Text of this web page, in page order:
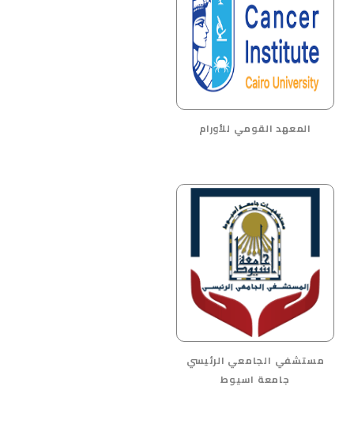
المعهد القومي للأورام
مستشفي الجامعي الرئيسي
جامعة اسيوط